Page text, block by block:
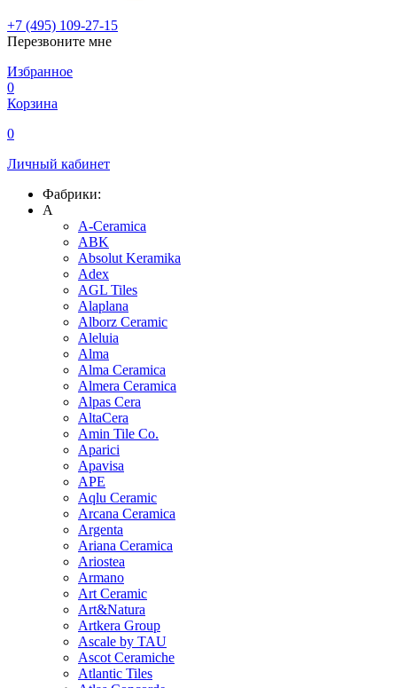
+7 (495) 109-27-15
Перезвоните мне
Избранное
0
Корзина
0
Личный кабинет
Фабрики:
A
A-Ceramica
ABK
Absolut Keramika
Adex
AGL Tiles
Alaplana
Alborz Ceramic
Aleluia
Alma
Alma Ceramica
Almera Ceramica
Alpas Cera
AltaCera
Amin Tile Co.
Aparici
Apavisa
APE
Aqlu Ceramic
Arcana Ceramica
Argenta
Ariana Ceramica
Ariostea
Armano
Art Ceramic
Art&Natura
Artkera Group
Ascale by TAU
Ascot Ceramiche
Atlantic Tiles